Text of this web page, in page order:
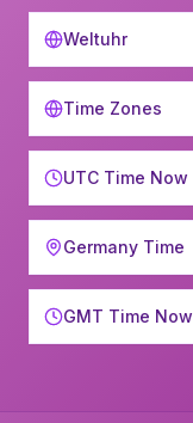
Weltuhr
Time Zones
UTC Time Now
Germany Time
GMT Time Now